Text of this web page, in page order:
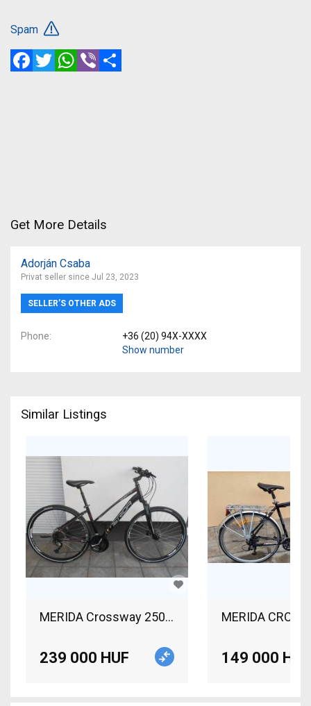
Spam
FacebookTwitterWhatsApp
Viber
Get More Details
Adorján Csaba
Privat seller since Jul 23, 2023
SELLER’S OTHER ADS
Phone
+36 (20) 94X-XXXX
Show number
Similar Listings
MERIDA Crossway 250 SLX ujpesten eladó!
239 000 HUF 149 000 HUF